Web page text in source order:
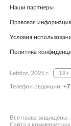
Наши партнеры
Правовая информация
Условия
Политика
Letidor, 2026 г. 18+
Телефон редакции: +7
Все права защищены.
Сайта в